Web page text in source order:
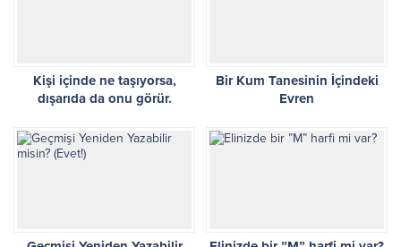
Kişi içinde ne taşıyorsa,
dışarıda da onu görür.
Bir Kum Tanesinin İçindeki
Evren